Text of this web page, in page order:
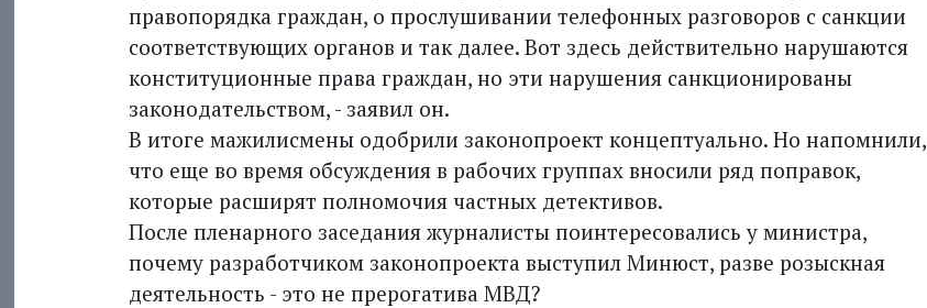
правопорядка граж­дан, о прослушивании телефонных разговоров с санкции
соответствующих органов и так далее. Вот здесь действительно нарушаются
конституционные права граж­дан, но эти нарушения санкционированы
законодательством, - заявил он.
В итоге мажилисмены одобрили законопроект концептуально. Но напомнили,
что еще во время обсуждения в рабочих группах вносили ряд поправок,
которые расширят полномочия частных детективов.
После пленарного заседания журналисты поинтересовались у министра,
почему разработчиком законопроекта выступил Минюст, разве розыскная
деятельность - это не прерогатива МВД?